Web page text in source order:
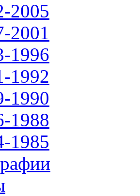
2005
2001
1996
1992
1990
1988
1985